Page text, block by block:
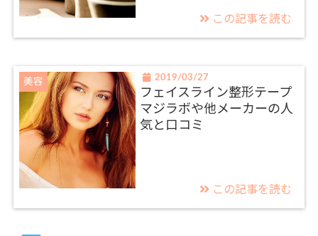
この記事を読む
美容 2019/03/27
フェイスライン整形テープ
マジラボや他メーカーの人
気と口コミ
この記事を読む